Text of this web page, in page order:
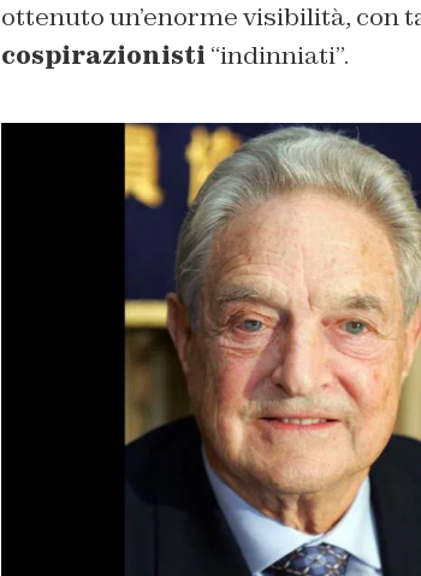
ottenuto un’enorme visibilità, con
cospirazionisti “indinniati”.